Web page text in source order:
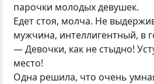
парочки молодых девушек.
Едет стоя, молча. Не
мужчина, интеллигентный, в
— Девочки, как не стыдно!
место!
Одна решила, что очень